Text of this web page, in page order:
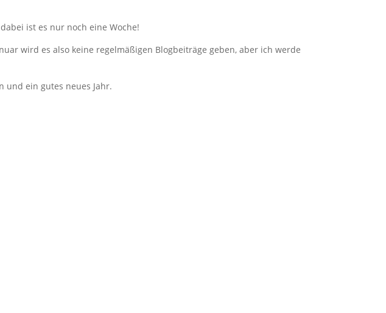
ist es nur noch eine Woche!
wird es also keine regelmäßigen Blogbeiträge geben, aber ich werde
und ein gutes neues Jahr.